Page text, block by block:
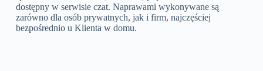
dostępny w serwisie czat. Naprawami wykonywane są
zarówno dla osób prywatnych, jak i firm, najczęściej
bezpośrednio u Klienta w domu.